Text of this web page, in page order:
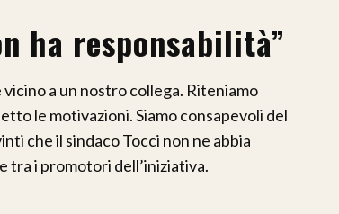
ha responsabilità”
a un nostro collega. Riteniamo
le motivazioni. Siamo consapevoli del
che il sindaco Tocci non ne abbia
tra i promotori dell’iniziativa.